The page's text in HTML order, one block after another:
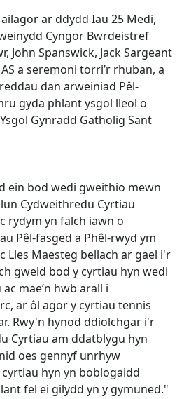
ar ddydd Iau 25 Medi,
Cyngor Bwrdeistref
John Spanswick, Jack Sargeant
a seremoni torri’r rhuban, a
dan arweiniad Pêl-
gyda phlant ysgol lleol o
Gynradd Gatholig Sant
ein bod wedi gweithio mewn
Cydweithredu Cyrtiau
rydym yn falch iawn o
Pêl-fasged a Phêl-rwyd ym
Lles Maesteg bellach ar gael i'r
gweld bod y cyrtiau hyn wedi
mae’n hwb arall i
ar ôl agor y cyrtiau tennis
Rwy'n hynod ddiolchgar i'r
Cyrtiau am ddatblygu hyn
oes gennyf unrhyw
hyn yn boblogaidd